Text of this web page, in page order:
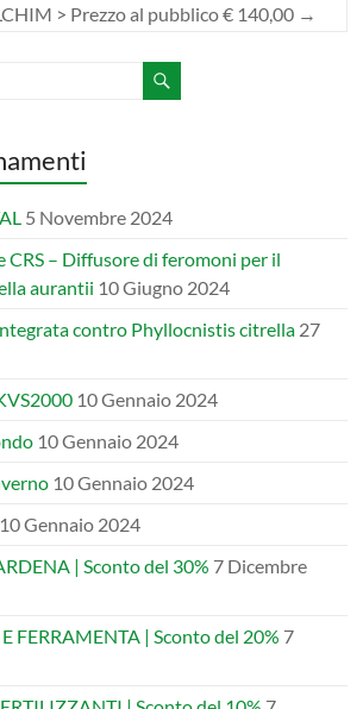
> Prezzo al pubblico € 140,00 →
5 Novembre 2024
– Diffusore di feromoni per il
aurantii 10 Giugno 2024
contro Phyllocnistis citrella 27
10 Gennaio 2024
10 Gennaio 2024
10 Gennaio 2024
10 Gennaio 2024
| Sconto del 30% 7 Dicembre
FERRAMENTA | Sconto del 20% 7